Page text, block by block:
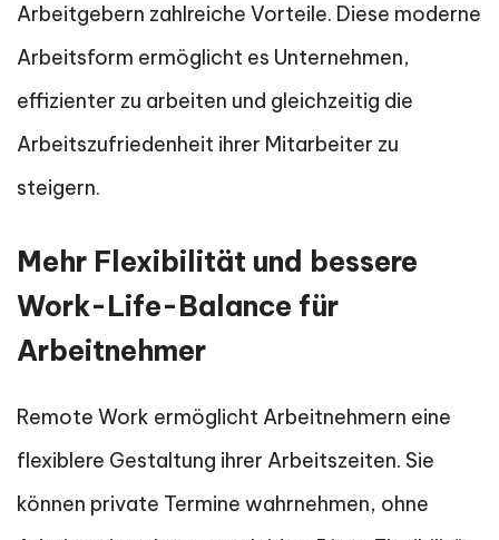
Arbeitgebern zahlreiche Vorteile. Diese moderne
Arbeitsform ermöglicht es Unternehmen,
effizienter zu arbeiten und gleichzeitig die
Arbeitszufriedenheit ihrer Mitarbeiter zu
steigern.
Mehr Flexibilität und bessere
Work-Life-Balance für
Arbeitnehmer
Remote Work ermöglicht Arbeitnehmern eine
flexiblere Gestaltung ihrer Arbeitszeiten. Sie
können private Termine wahrnehmen, ohne